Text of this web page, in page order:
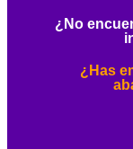
¿No
¿Has